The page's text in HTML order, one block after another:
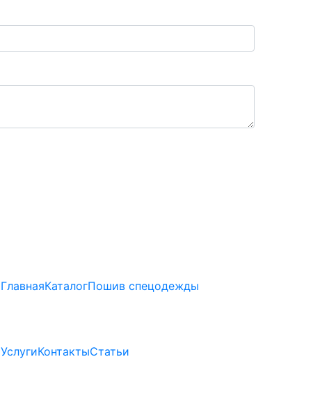
ГлавнаяКаталогПошив спецодежды
УслугиКонтактыСтатьи